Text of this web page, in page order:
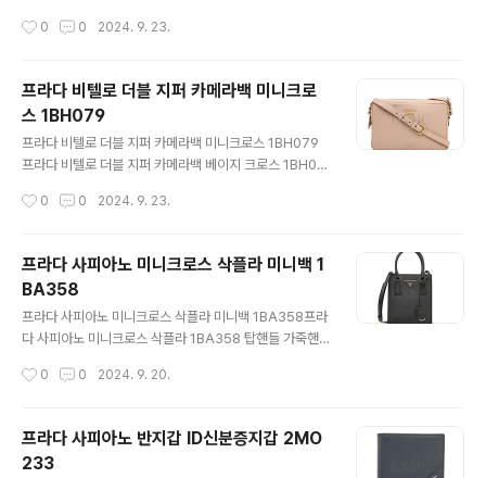
가미된 베이지 컬러입니다 신형 클래식 라인 상품으로 제
납력 끝내줍니다 상태는 실물 사진 그대로 입니다모서리
부분 때탐과 마모 보이며내외부 사용흔적 보입니다 많은
관심 부탁드려요 사이즈 : 11.3 * 9 CM부속품 : 자체제작
더스트백 https://luxavenue.co.kr/goods/view?
no=1600171323 프라다 사피아노 지갑 컴팩트 미니지
luxavenue.co.kr
0 0 2024. 9. 23.
프라다 비텔로 더블 지퍼 카메라백 미니크로
스 1BH079
프라다 비텔로 더블 지퍼 카메라백 미니크로스 1BH079
프라다 비텔로 더블 지퍼 카메라백 베이지 크로스 1BH07
다. 실용적이고 고급스러운 소재와더블 지퍼 포인트로베이
용품과 다를바 없으며전체적으로 매우 깨끗합니다오염 얼
룩 전혀 없으며 스크레치 없습니다 컨디션 최상의 럭셔리
아이템입니다.많은 관심 부탁드려요 사이즈 : 24.5 * 15.5
CM 폭 8.5CM부속품 : 택 + 게런티카드 + 더스트
백 https://luxavenue.co.kr/goods/view?no=1
스 1BH079프라다 비텔로 더블 지퍼 카메라백 베이지 크
0 0 2024. 9. 23.
프라다 사피아노 미니크로스 삭플라 미니백 1
BA358
프라다 사피아노 미니크로스 삭플라 미니백 1BA358프라
다 사피아노 미니크로스 삭플라 1BA358 탑핸들 가죽핸
아노 가죽 미니 핸드백입니다정확한 모델명 1BA358 입
온 특급 컨디션입니다사용흔적 없습니다 그냥 보관만 해온
상품입니다 최신형 상품으로 인보이스 포함된 완벽 정품입
니다22년도 부터 게런티카드가 없이 출시됩니다 현재 매
0 0 2024. 9. 20.
프라다 사피아노 반지갑 ID신분증지갑 2MO
233